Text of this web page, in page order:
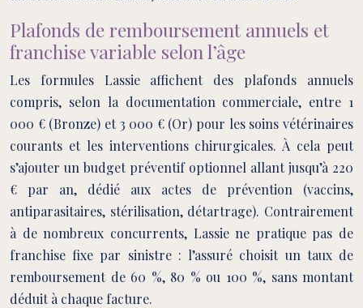
Plafonds de remboursement annuels et
franchise variable selon l’âge
Les formules Lassie affichent des plafonds annuels
compris, selon la documentation commerciale, entre 1
000 € (Bronze) et 3 000 € (Or) pour les soins vétérinaires
courants et les interventions chirurgicales. À cela peut
s’ajouter un budget préventif optionnel allant jusqu’à 220
€ par an, dédié aux actes de prévention (vaccins,
antiparasitaires, stérilisation, détartrage). Contrairement
à de nombreux concurrents, Lassie ne pratique pas de
franchise fixe par sinistre : l’assuré choisit un taux de
remboursement de 60 %, 80 % ou 100 %, sans montant
déduit à chaque facture.